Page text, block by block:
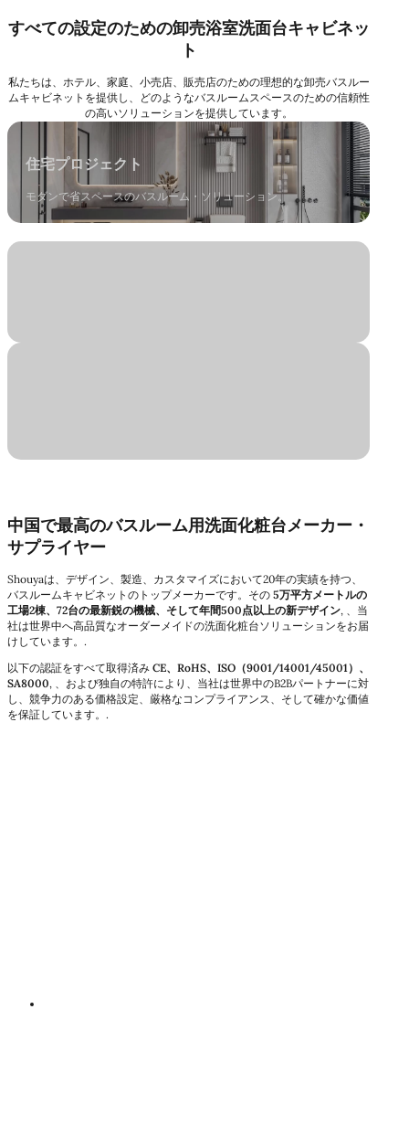
すべての設定のための卸売浴室洗面台キャビネッ
ト
私たちは、ホテル、家庭、小売店、販売店のための理想的な卸売バスルー
ムキャビネットを提供し、どのようなバスルームスペースのための信頼性
の高いソリューションを提供しています。
住宅プロジェクト
モダンで省スペースのバスルーム・ソリューション。
中国で最高のバスルーム用洗面化粧台メーカー・
サプライヤー
Shouyaは、デザイン、製造、カスタマイズにおいて20年の実績を持つ、
バスルームキャビネットのトップメーカーです。その 5万平方メートルの
工場2棟、72台の最新鋭の機械、そして年間500点以上の新デザイン, 、当
社は世界中へ高品質なオーダーメイドの洗面化粧台ソリューションをお届
けしています。.
以下の認証をすべて取得済み CE、RoHS、ISO（9001/14001/45001）、
SA8000, 、および独自の特許により、当社は世界中のB2Bパートナーに対
し、競争力のある価格設定、厳格なコンプライアンス、そして確かな価値
を保証しています。.